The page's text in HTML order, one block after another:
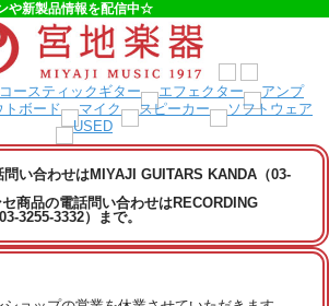
や新製品情報を配信中☆
い合わせはMIYAJI GUITARS KANDA（03-
商品の電話問い合わせはRECORDING
3255-3332）まで。